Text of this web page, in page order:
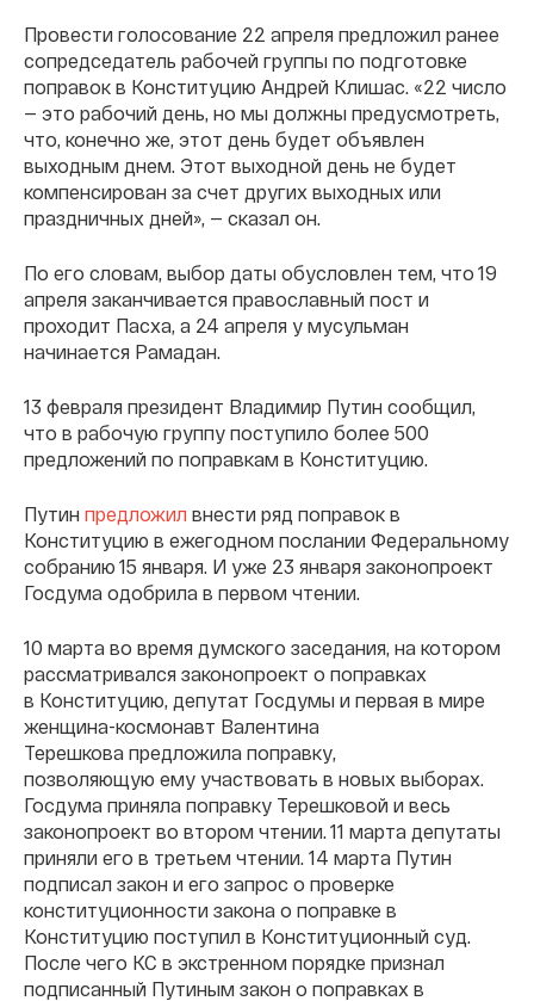
Провести голосование 22 апреля предложил ранее
сопредседатель рабочей группы по подготовке
поправок в Конституцию Андрей Клишас. «22 число
— это рабочий день, но мы должны предусмотреть,
что, конечно же, этот день будет объявлен
выходным днем. Этот выходной день не будет
компенсирован за счет других выходных или
праздничных дней», — сказал он.
По его словам, выбор даты обусловлен тем, что 19
апреля заканчивается православный пост и
проходит Пасха, а 24 апреля у мусульман
начинается Рамадан.
13 февраля президент Владимир Путин сообщил,
что в рабочую группу поступило более 500
предложений по поправкам в Конституцию.
Путин предложил внести ряд поправок в
Конституцию в ежегодном послании Федеральному
собранию 15 января. И уже 23 января законопроект
Госдума одобрила в первом чтении.
10 марта во время думского заседания, на котором
рассматривался законопроект о поправках
в Конституцию, депутат Госдумы и первая в мире
женщина-космонавт Валентина
Терешкова предложила поправку,
позволяющую ему участвовать в новых выборах.
Госдума приняла поправку Терешковой и весь
законопроект во втором чтении. 11 марта депутаты
приняли его в третьем чтении. 14 марта Путин
подписал закон и его запрос о проверке
конституционности закона о поправке в
Конституцию поступил в Конституционный суд.
После чего КС в экстренном порядке признал
подписанный Путиным закон о поправках в